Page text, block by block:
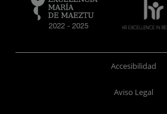
Accesibilidad
Aviso Legal